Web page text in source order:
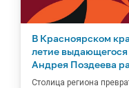
В Красноярском
летие
Андрея Поздеева
Столица региона